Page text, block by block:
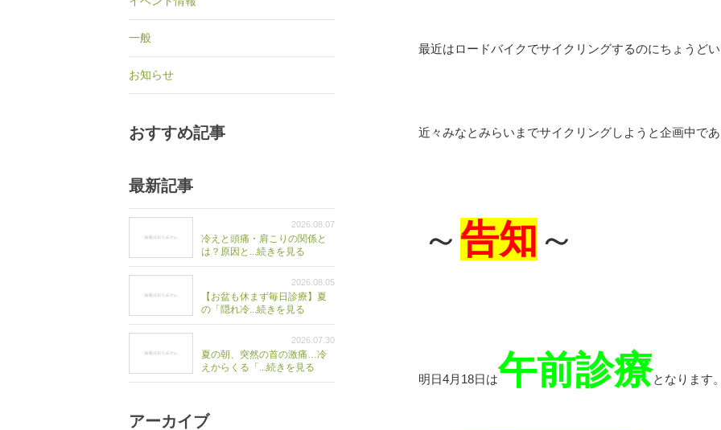
最近はロードバイクでサイクリングするのにちょうど
近々みなとみらいまでサイクリングしようと企画中であ
～告知 ～
明日4月18日は午前診療となります。
一般
お知らせ
おすすめ記事
最新記事
2026.08.07
冷えと頭痛・肩こりの関係と
は？原因と...続きを見る
2026.08.05
【お盆も休まず毎日診療】夏
の「隠れ冷...続きを見る
2026.07.30
夏の朝、突然の首の激痛…冷
えからくる「...続きを見る
アーカイブ